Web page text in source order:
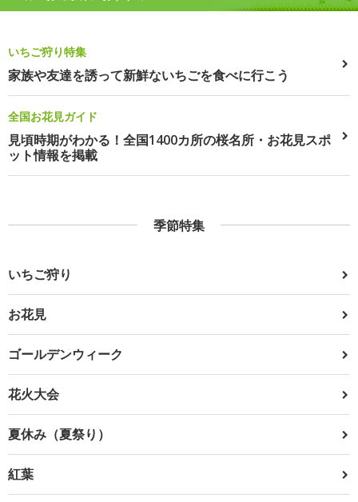
いちご狩り特集
家族や友達を誘って新鮮ないちごを食べに行こう
全国お花見ガイド
見頃時期がわかる！全国1400カ所の桜名所・お花見スポ
ット情報を掲載
季節特集
いちご狩り
お花見
ゴールデンウィーク
花火大会
夏休み（夏祭り）
紅葉